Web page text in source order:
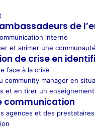
de
interne
et animer une
de crise en
face à la crise
community manager en
et en tirer un enseignement
communication
agences et des prestataires